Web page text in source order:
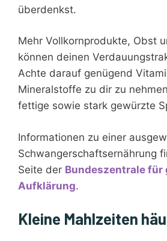
überdenkst.
Mehr Vollkornprodukte, Obst
können deinen
Achte darauf genügend
Mineralstoffe zu dir zu
fettige sowie stark gewürzte
Informationen zu einer
Schwangerschaftsernährung
Seite der Bundeszentrale
Aufklärung.
Kleine Mahlzeiten